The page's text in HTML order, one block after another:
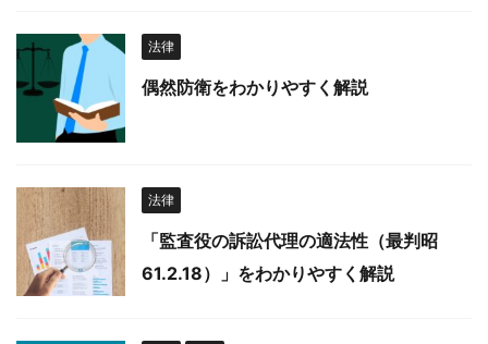
法律
偶然防衛をわかりやすく解説
法律
「監査役の訴訟代理の適法性（最判昭
61.2.18）」をわかりやすく解説